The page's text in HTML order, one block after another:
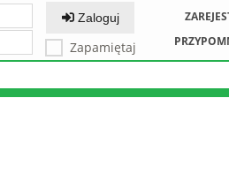
Zaloguj
Zapamiętaj